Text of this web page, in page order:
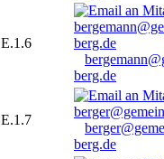
E.1.6
berg.de
E.1.7
berg.de